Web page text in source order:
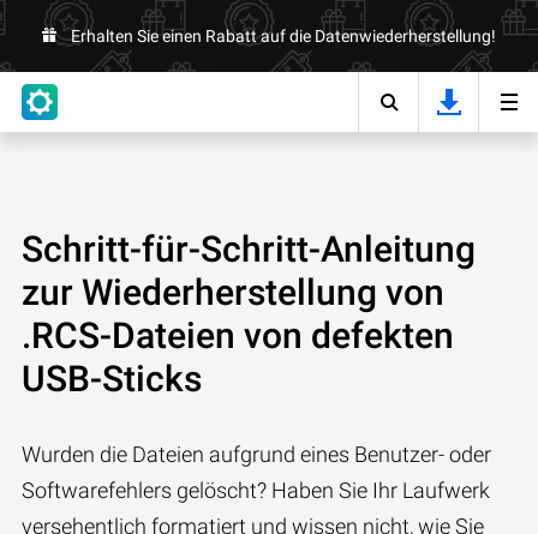
Erhalten Sie einen Rabatt auf die Datenwiederherstellung!
Schritt-für-Schritt-Anleitung
zur Wiederherstellung von
.RCS-Dateien von defekten
USB-Sticks
Wurden die Dateien aufgrund eines Benutzer- oder
Softwarefehlers gelöscht? Haben Sie Ihr Laufwerk
versehentlich formatiert und wissen nicht, wie Sie